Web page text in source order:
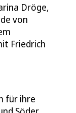
Dröge,
von
Friedrich
für ihre